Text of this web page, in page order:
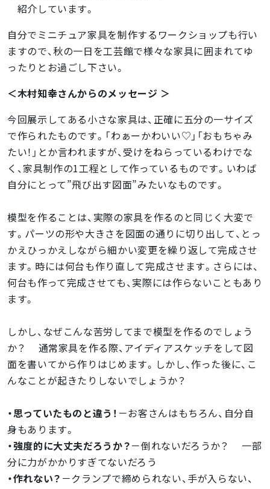
紹介しています。
自分でミニチュア家具を制作するワークショップも行い
ますので、秋の一日を工芸館で様々な家具に囲まれてゆ
ったりとお過ごし下さい。
＜木村知幸さんからのメッセージ ＞
今回展示してある小さな家具は、正確に五分の一サイズ
で作られたものです。「わぁーかわいい♡」「おもちゃみ
たい！」とか言われますが、受けをねらっているわけでな
く、家具制作の1工程として作っているものです。いわば
自分にとって”飛び出す図面”みたいなものです。
模型を作ることは、実際の家具を作るのと同じく大変で
す。パーツの形や大きさを図面の通りに切り出して、とっ
かえひっかえしながら細かい変更を繰り返して完成させ
ます。時には何台も作り直して完成させます。さらには、
何台も作って完成させても、実際には作らないこともあり
ます。
しかし、なぜこんな苦労してまで模型を作るのでしょう
か？ 通常家具を作る際、アイディアスケッチをして図
面を書いてから作りはじめます。しかし、作った後に、こ
んなことが起きたりしないでしょうか？
・思っていたものと違う！ －お客さんはもちろん、自分自
身もあります。
・強度的に大丈夫だろうか？－倒れないだろうか？ 一部
分に力がかかりすぎてないだろう
・作れない？ －クランプで締められない、手が入らない、